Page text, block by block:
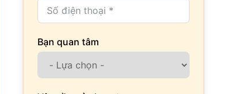
Bạn quan tâm